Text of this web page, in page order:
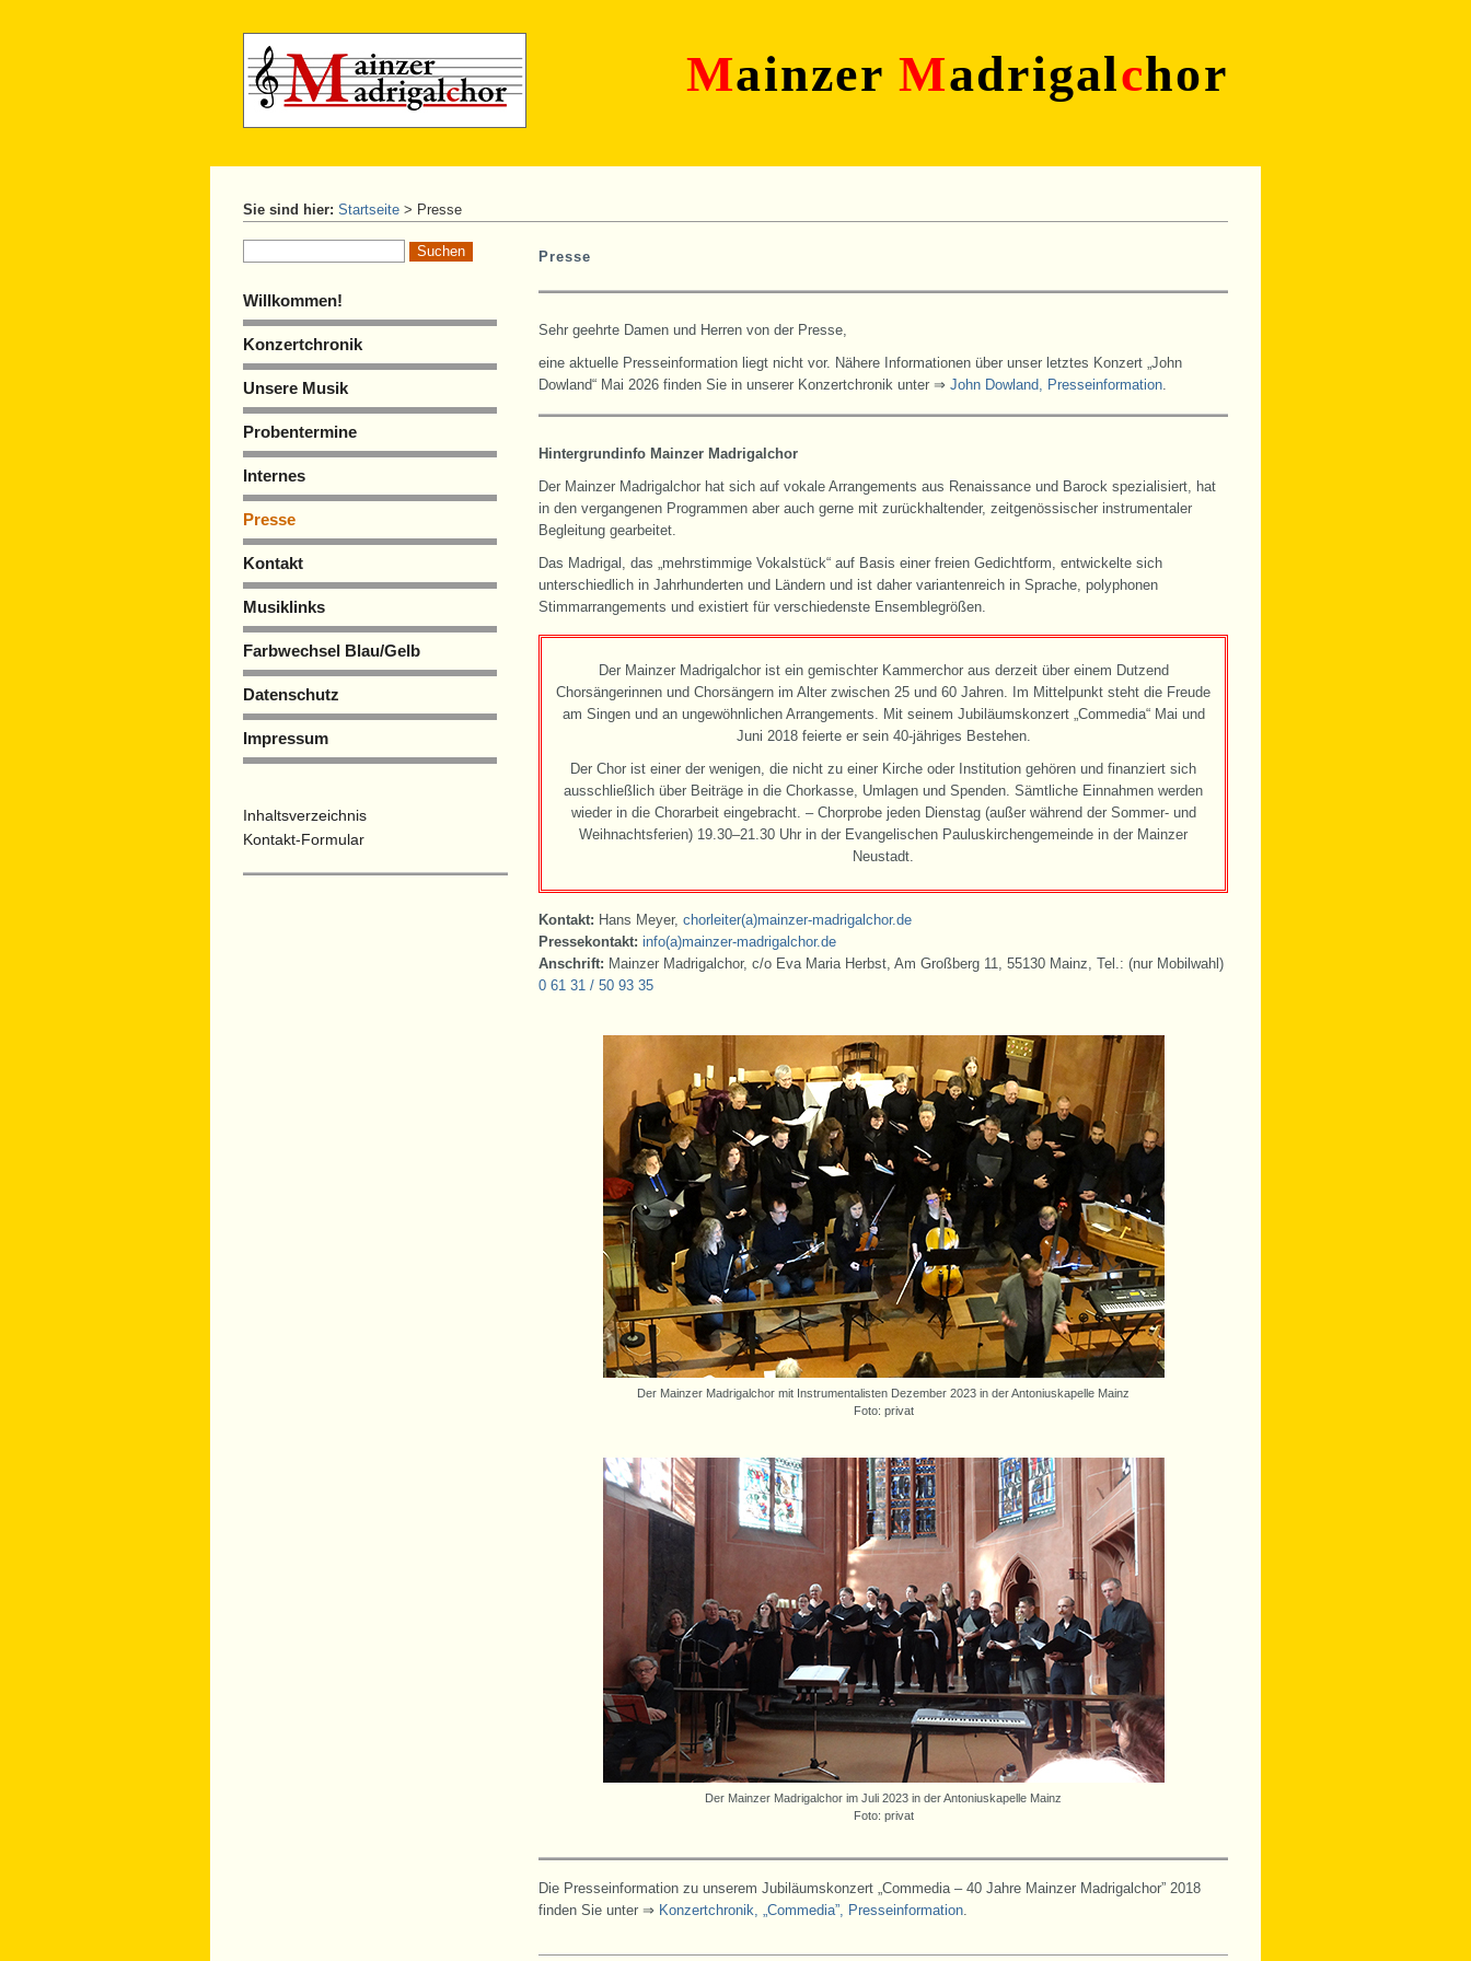
MainzerMadrigalchor
Sie sind hier: Startseite > Presse
Willkommen!
Konzertchronik
Unsere Musik
Probentermine
Internes
Presse
Kontakt
Musiklinks
Farbwechsel Blau/Gelb
Datenschutz
Impressum
Inhaltsverzeichnis
Kontakt-Formular
Presse
Sehr geehrte Damen und Herren von der Presse,
eine aktuelle Presseinformation liegt nicht vor. Nähere Informationen über unser letztes Konzert „John
Dowland“ Mai 2026 finden Sie in unserer Konzertchronik unter ⇒ John Dowland, Presseinformation.
Hintergrundinfo Mainzer Madrigalchor
Der Mainzer Madrigalchor hat sich auf vokale Arrangements aus Renaissance und Barock spezialisiert, hat
in den vergangenen Programmen aber auch gerne mit zurückhaltender, zeitgenössischer instrumentaler
Begleitung gearbeitet.
Das Madrigal, das „mehrstimmige Vokalstück“ auf Basis einer freien Gedichtform, entwickelte sich
unterschiedlich in Jahrhunderten und Ländern und ist daher variantenreich in Sprache, polyphonen
Stimmarrangements und existiert für verschiedenste Ensemblegrößen.
Der Mainzer Madrigalchor ist ein gemischter Kammerchor aus derzeit über einem Dutzend
Chorsängerinnen und Chorsängern im Alter zwischen 25 und 60 Jahren. Im Mittelpunkt steht die Freude
am Singen und an ungewöhnlichen Arrangements. Mit seinem Jubiläumskonzert „Commedia“ Mai und
Juni 2018 feierte er sein 40-jähriges Bestehen.
Der Chor ist einer der wenigen, die nicht zu einer Kirche oder Institution gehören und finanziert sich
ausschließlich über Beiträge in die Chorkasse, Umlagen und Spenden. Sämtliche Einnahmen werden
wieder in die Chorarbeit eingebracht. – Chorprobe jeden Dienstag (außer während der Sommer- und
Weihnachtsferien) 19.30–21.30 Uhr in der Evangelischen Pauluskirchengemeinde in der Mainzer
Neustadt.
Kontakt: Hans Meyer, chorleiter(a)mainzer-madrigalchor.de
Pressekontakt: info(a)mainzer-madrigalchor.de
Anschrift: Mainzer Madrigalchor, c/o Eva Maria Herbst, Am Großberg 11, 55130 Mainz, Tel.: (nur Mobilwahl)
0 61 31 / 50 93 35
Der Mainzer Madrigalchor mit Instrumentalisten Dezember 2023 in der Antoniuskapelle Mainz
Foto: privat
Der Mainzer Madrigalchor im Juli 2023 in der Antoniuskapelle Mainz
Foto: privat
Die Presseinformation zu unserem Jubiläumskonzert „Commedia – 40 Jahre Mainzer Madrigalchor” 2018
finden Sie unter ⇒ Konzertchronik, „Commedia”, Presseinformation.